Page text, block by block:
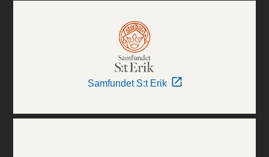
Samfundet S:t Erik